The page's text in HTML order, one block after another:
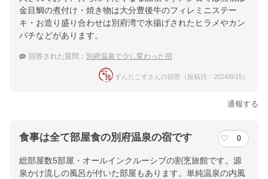
金目鯛の煮付け・焼き物は大分豊後牛のフィレミニステー
キ・お造り盛り合わせは別府湾で水揚げされたヒラメやカン
パチなどがあります。
回答された質問： 別府温泉で少し変わった宿
ずんたこすさんの回答（投稿日：2024/8/15）
通報する
食事は全て部屋食の別府温泉の宿です 0
総部屋数5部屋・オールインクルーシブの割烹旅館です。源
泉かけ流しの風呂が付いた部屋もあります。単純温泉の内風